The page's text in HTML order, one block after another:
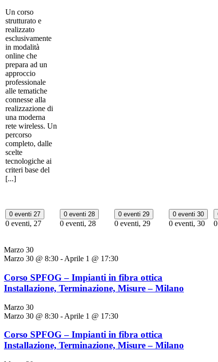
Un corso
strutturato e
realizzato
esclusivamente
in modalità
online che
prepara ad un
approccio
professionale
alle tematiche
connesse alla
realizzazione di
una moderna
rete wireless. Un
percorso
completo, dalle
scelte
tecnologiche ai
criteri base del
[...]
0 eventi 27
0 eventi, 27
0 eventi 28
0 eventi, 28
0 eventi 29
0 eventi, 29
0 eventi 30
0 eventi, 30
Marzo 30
Marzo 30 @ 8:30 - Aprile 1 @ 17:30
Corso SPFOG – Impianti in fibra ottica
Installazione, Terminazione, Misure – Milano
Marzo 30
Marzo 30 @ 8:30 - Aprile 1 @ 17:30
Corso SPFOG – Impianti in fibra ottica
Installazione, Terminazione, Misure – Milano